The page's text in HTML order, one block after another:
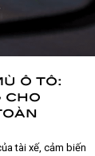
ô tô:
cho
tài xế, cảm biến